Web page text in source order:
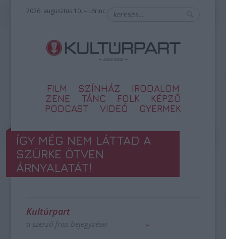
2026. augusztus 10. – Lőrinc
FILM SZÍNHÁZ
IRODALOM
ZENE
TÁNC FOLK
KÉPZŐ
PODCAST
VIDEÓ GYERMEK
ÍGY MÉG NEM LÁTTAD A
SZÜRKE ÖTVEN
ÁRNYALATÁT!
Kultúrpart
a szerző friss bejegyzései